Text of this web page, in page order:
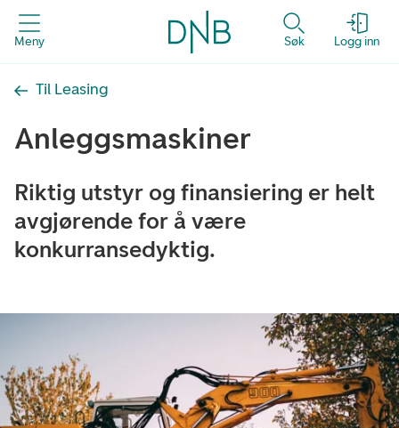
Meny Søk Logg inn
Til Leasing
Anleggsmaskiner
Riktig utstyr og finansiering er helt
avgjørende for å være
konkurransedyktig.